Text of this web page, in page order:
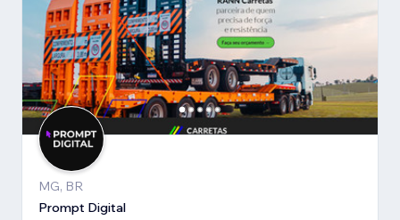
MG, BR
Prompt Digital